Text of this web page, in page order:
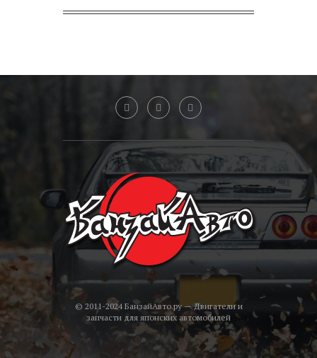
© 2011-2024 БанзайАвто.ру — Двигатели и
запчасти для японских автомобилей